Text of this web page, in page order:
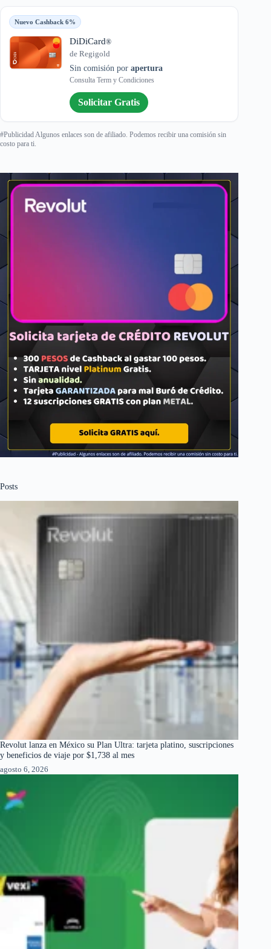
Nuevo Cashback 6%
DiDiCard®
de Regigold
Sin comisión por apertura
Consulta Term y Condiciones
Solicitar Gratis
#Publicidad Algunos enlaces son de afiliado. Podemos recibir una comisión sin
costo para ti.
Posts
Revolut lanza en México su Plan Ultra: tarjeta platino, suscripciones
y beneficios de viaje por $1,738 al mes
agosto 6, 2026